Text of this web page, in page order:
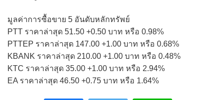
มูลค่าการซื้อขาย 5 อันดับหลักทรัพย์
PTT ราคาล่าสุด 51.50 +0.50 บาท หรือ 0.98%
PTTEP ราคาล่าสุด 147.00 +1.00 บาท หรือ 0.68%
KBANK ราคาล่าสุด 210.00 +1.00 บาท หรือ 0.48%
KTC ราคาล่าสุด 35.00 +1.00 บาท หรือ 2.94%
EA ราคาล่าสุด 46.50 +0.75 บาท หรือ 1.64%